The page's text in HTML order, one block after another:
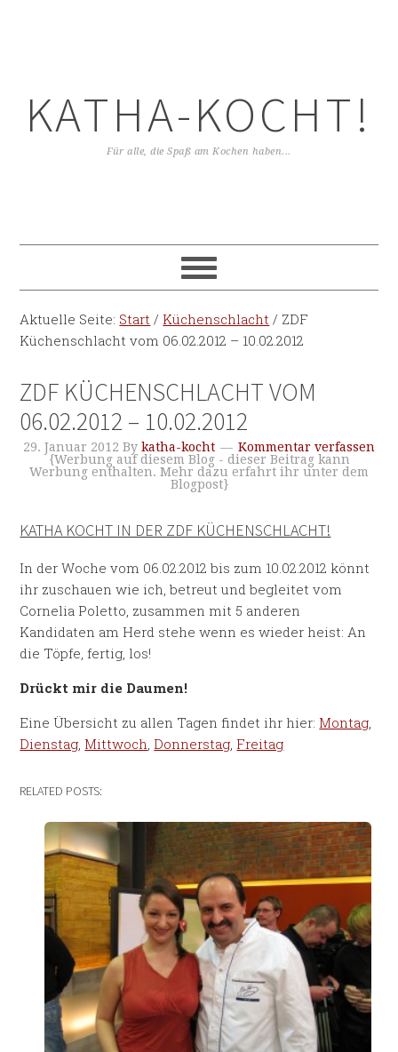
KATHA-KOCHT!
Für alle, die Spaß am Kochen haben...
Aktuelle Seite: Start / Küchenschlacht / ZDF
Küchenschlacht vom 06.02.2012 – 10.02.2012
ZDF KÜCHENSCHLACHT VOM
06.02.2012 – 10.02.2012
29. Januar 2012 By katha-kocht
Kommentar verfassen
{Werbung auf diesem Blog - dieser Beitrag kann
Werbung enthalten. Mehr dazu erfahrt ihr unter dem
Blogpost}
KATHA KOCHT IN DER ZDF KÜCHENSCHLACHT!
In der Woche vom 06.02.2012 bis zum 10.02.2012 könnt
ihr zuschauen wie ich, betreut und begleitet vom
Cornelia Poletto, zusammen mit 5 anderen
Kandidaten am Herd stehe wenn es wieder heist: An
die Töpfe, fertig, los!
Drückt mir die Daumen!
Eine Übersicht zu allen Tagen findet ihr hier:Montag,
Dienstag,Mittwoch, Donnerstag, Freitag
RELATED POSTS: